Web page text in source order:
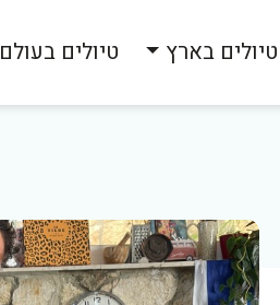
טיולים בארץ טיולים בעולם